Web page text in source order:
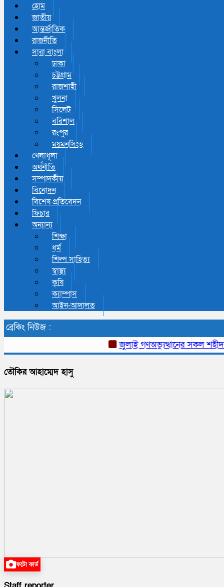
হোম
জাতীয়
আন্তর্জাতিক
রাজনীতি
সারা বাংলা
ঢাকা
চট্টগ্রাম
রাজশাহী
খুলনা
সিলেট
বরিশাল
রংপুর
ময়মনসিংহ
খেলাধূলা
অর্থনীতি
সম্পাদকীয়
বিনোদন
বিশেষ প্রতিবেদন
ফিচার
অন্যান্য
শিক্ষা
ধর্ম
শিল্প সাহিত্য
স্বাস্থ্য
কৃষি
ক্যাম্পাস
আইন-আদালত
ব্রেকিং নিউজ :
জুলাই গণঅভ্যুত্থানের সকল শহীদ
তৌকির আহাম্মেদ হাসু
ফটো কার্ড